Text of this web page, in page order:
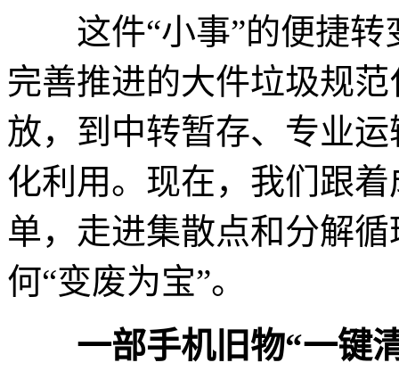
这件“小事”的便捷转
完善推进的大件垃圾规
放，到中转暂存、专业
化利用。现在，我们跟
单，走进集散点和分解
何“变废为宝”。
一部手机旧物“一键